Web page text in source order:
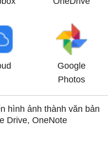
Google
Photos
hình ảnh thành văn bản
Drive, OneNote